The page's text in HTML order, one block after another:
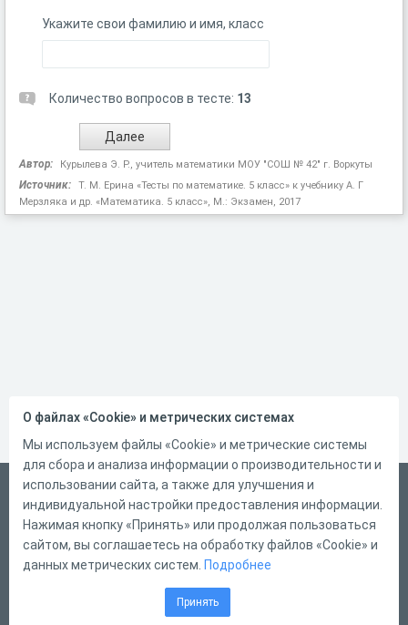
Укажите свои фамилию и имя, класс
Количество вопросов в тесте: 13
Автор: Курылева Э. Р., учитель математики МОУ "СОШ № 42" г. Воркуты
Источник:
Т. М. Ерина «Тесты по математике. 5 класс» к учебнику А. Г
Мерзляка и др. «Математика. 5 класс», М.: Экзамен, 2017
Русский
Справка
Форма обратной связи
О файлах «Cookie» и метрических системах
Мы используем файлы «Cookie» и метрические системы
для сбора и анализа информации о производительности и
использовании сайта, а также для улучшения и
индивидуальной настройки предоставления информации.
Нажимая кнопку «Принять» или продолжая пользоваться
сайтом, вы соглашаетесь на обработку файлов «Cookie» и
данных метрических систем. Подробнее
Принять